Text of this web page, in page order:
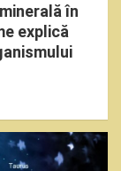
în
explică